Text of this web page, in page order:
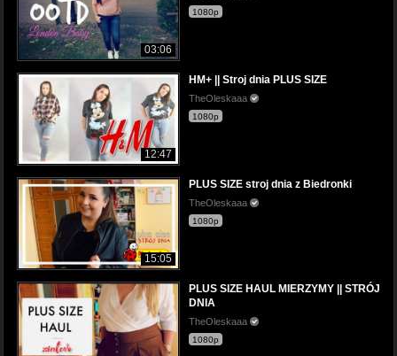
03:06
1080p
12:47
HM+ || Stroj dnia PLUS SIZE
TheOleskaaa
1080p
15:05
PLUS SIZE stroj dnia z Biedronki
TheOleskaaa
1080p
PLUS SIZE HAUL MIERZYMY || STRÓJ
DNIA
TheOleskaaa
1080p